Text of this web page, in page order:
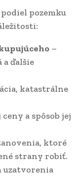
pozemku
–
a ďalšie
katastrálne
a spôsob jej
ktoré
strany robiť.
uzatvorenia